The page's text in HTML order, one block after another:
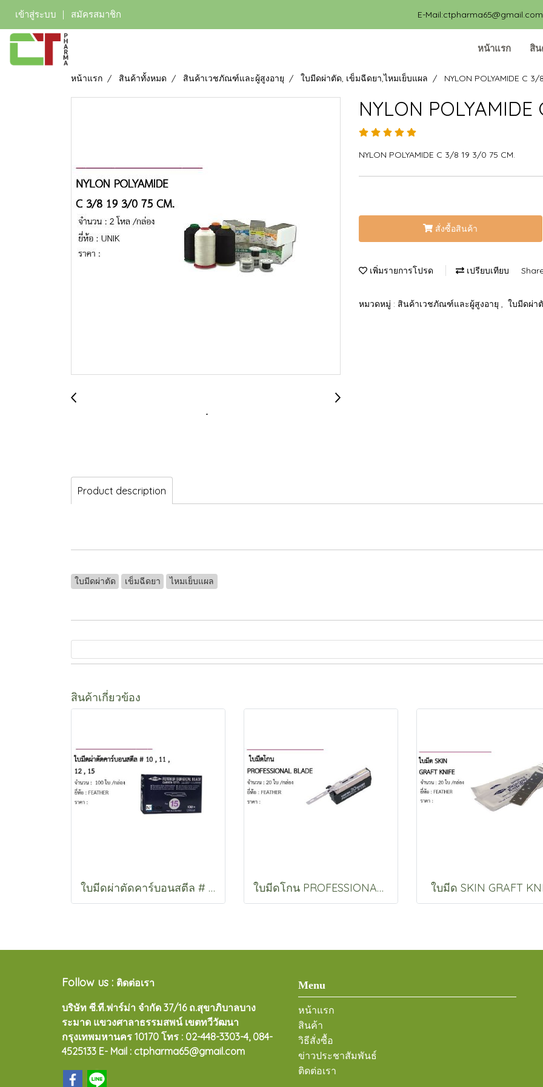
เข้าสู่ระบบ สมัครสมาชิก E-
หน้าแรก สิ
หน้าแรก สินค้าทั้งหมด สินค้าเวชภัณฑ์และผู้สูงอายุ ใบมีดผ่าตัด, เข็มฉีดยา,ไหมเย็บแผล NYLON POLYAMIDE C
NYLON
NYLON POLYAMIDE C 3/8 19 3/0 75 CM.
สั่งซื้อสินค้า
เพิ่มรายการโปรด เปรียบเทียบ
หมวดหมู่ : สินค้าเวชภัณฑ์และผู้สูงอายุ ใบมีดผ่า
Product description
ใบมีดผ่าตัด เข็มฉีดยา ไหมเย็บแผล
สินค้าเกี่ยวข้อง
ใบมีดผ่าตัดคาร์บอนสตีล # 10 , 11 , 12 , 15 ใบมีดโกน PROFESSIONAL BLADE ใบมีด SKIN GRAFT
Follow us : ติดต่อเรา
บริษัท ซี.ที.ฟาร์ม่า จำกัด 37/16 ถ.สุขาภิบาลบาง
ระมาด แขวงศาลาธรรมสพน์ เขตทวีวัฒนา
กรุงเทพมหานคร 10170 โทร : 02-448-3303-4, 084-
4525133 E- Mail : ctpharma65@gmail.com
Menu
หน้าแรก
สินค้า
วิธีสั่งซื้อ
ข่าวประชาสัมพันธ์
ติดต่อเรา